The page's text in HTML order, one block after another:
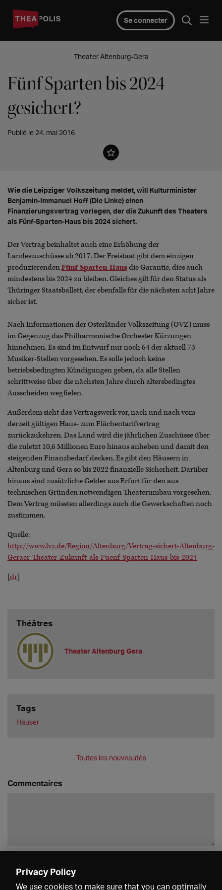
Se connecter
Theater Altenburg-Gera
Fünf Sparten bis 2024
gesichert?
Publié le 24. mai 2016
Wie die Leipziger Volkszeitung meldet, will Kulturminister
Benjamin-Immanuel Hoff (Die Linke) einen
Finanzierungsvertrag vorlegen, der die Zukunft des Theaters
als Fünf-Sparten-Haus bis 2024 sichert.
Der Vertrag beinhaltet auch eine Erhöhung der
Landeszuschüsse ab 2017. Der Freistaat gibt dem einzigen
produzierendenFünf-Sparten-Hausdie Garantie, dies auch
mindestens bis 2024 zu bleiben. Gleiches gilt für den Status als
Thüringer Staatsballett, der ebenfalls für die nächsten acht Jahre
sicher ist.
Nach Informationen der Osterländer Volkszeitung (OVZ) muss
im Gegenzug das Philharmonische Orchester Kürzungen
hinnehmen. Es sind im Entwurf nur noch 64 der aktuell 73
Musiker-Stellen vorgesehen. Es solle jedoch keine
betriebsbedingten Kündigungen geben, da alle Stellen
schrittweise über die nächsten Jahre durch altersbedingtes
Ausscheiden wegfielen.
Außerdem sieht das Vertragswerk vor, nach und nach vom
derzeit gültigen Haus- zum Flächentarifvertrag
zurückzukehren. Das Land wird die jährlichen Zuschüsse über
die zuletzt 10,6 Millionen Euro hinaus anheben und damit den
steigenden Finanzbedarf decken. Es gibt den Häusern in
Altenburg und Gera so bis 2022 finanzielle Sicherheit. Darüber
hinaus sind zusätzliche Gelder aus Erfurt für den aus
technischen Gründen notwendigen Theaterumbau vorgesehen.
Dem Vertrag müssten allerdings auch die Gewerkschaften noch
zustimmen.
Quelle:
http://www.lvz.de/Region/Altenburg/Vertrag-sichert-Altenburg-
Geraer-Theater-Zukunft-als-Fuenf-Sparten-Haus-bis-2024
[dr]
Théâtres
Theater Altenburg Gera
Tags
Häuser
Toutes les nouveautés
Commentaires
Privacy Policy
We use cookies to make sure that you can optimally